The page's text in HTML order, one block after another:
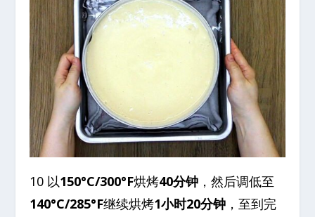
10 以150°C/300°F烘烤40分钟 ，然后调低至
140°C/285°F继续烘烤1小时20分钟 ，至到完